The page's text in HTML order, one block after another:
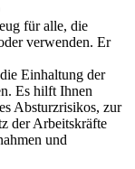
für alle, die
verwenden. Er
Einhaltung der
Es hilft Ihnen
Absturzrisikos, zur
der Arbeitskräfte
und